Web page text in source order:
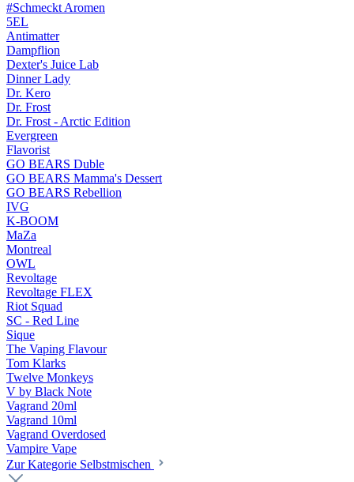
#Schmeckt Aromen
5EL
Antimatter
Dampflion
Dexter's Juice Lab
Dinner Lady
Dr. Kero
Dr. Frost
Dr. Frost - Arctic Edition
Evergreen
Flavorist
GO BEARS Duble
GO BEARS Mamma's Dessert
GO BEARS Rebellion
IVG
K-BOOM
MaZa
Montreal
OWL
Revoltage
Revoltage FLEX
Riot Squad
SC - Red Line
Sique
The Vaping Flavour
Tom Klarks
Twelve Monkeys
V by Black Note
Vagrand 20ml
Vagrand 10ml
Vagrand Overdosed
Vampire Vape
Zur Kategorie Selbstmischen